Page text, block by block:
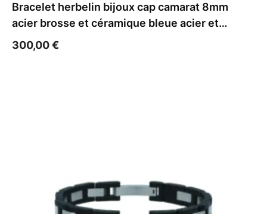
Bracelet herbelin bijoux cap camarat 8mm
acier brosse et céramique bleue acier et
céramique
300,00€